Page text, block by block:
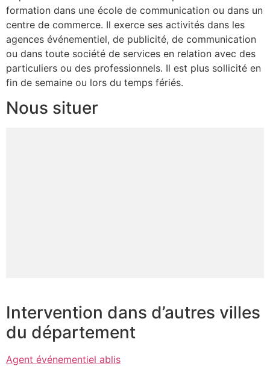
formation dans une école de communication ou dans un
centre de commerce. Il exerce ses activités dans les
agences événementiel, de publicité, de communication
ou dans toute société de services en relation avec des
particuliers ou des professionnels. Il est plus sollicité en
fin de semaine ou lors du temps fériés.
Nous situer
Intervention dans d’autres villes
du département
Agent événementiel ablis